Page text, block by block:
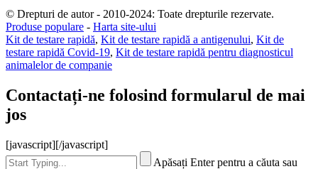
© Drepturi de autor - 2010-2024: Toate drepturile rezervate.
Produse populare - Harta site-ului
Kit de testare rapidă, Kit de testare rapidă a antigenului, Kit de
testare rapidă Covid-19, Kit de testare rapidă pentru diagnosticul
animalelor de companie
Contactați-ne folosind formularul de mai
jos
[javascript][/javascript]
Apăsați Enter pentru a căuta sau